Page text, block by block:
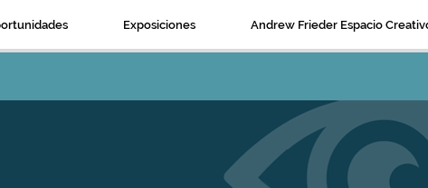
Exposiciones Andrew Frieder Espacio